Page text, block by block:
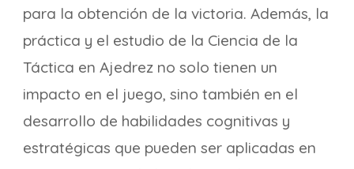
para la obtención de la victoria. Además, la
práctica y el estudio de la Ciencia de la
Táctica en Ajedrez no solo tienen un
impacto en el juego, sino también en el
desarrollo de habilidades cognitivas y
estratégicas que pueden ser aplicadas en